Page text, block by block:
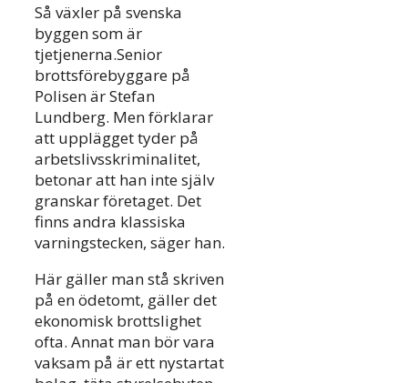
Så växler på svenska
byggen som är
tjetjenerna.Senior
brottsförebyggare på
Polisen är Stefan
Lundberg. Men förklarar
att upplägget tyder på
arbetslivsskriminalitet,
betonar att han inte själv
granskar företaget. Det
finns andra klassiska
varningstecken, säger han.
Här gäller man stå skriven
på en ödetomt, gäller det
ekonomisk brottslighet
ofta. Annat man bör vara
vaksam på är ett nystartat